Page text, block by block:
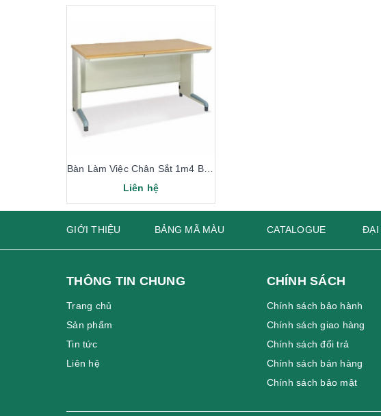
Bàn Làm Việc Chân Sắt 1m4 BS14-LV
Liên hệ
GIỚI THIỆU BẢNG MÃ MÀU CATALOGUE ĐẠI
THÔNG TIN CHUNG
Trang chủ
Sản phẩm
Tin tức
Liên hệ
CHÍNH SÁCH
Chính sách bảo hành
Chính sách giao hàng
Chính sách đổi trả
Chính sách bán hàng
Chính sách bảo mật